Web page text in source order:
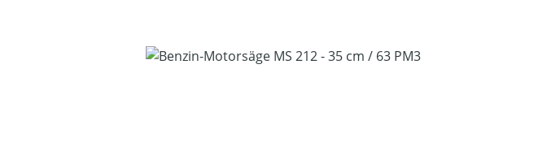
Bildergalerie überspringen